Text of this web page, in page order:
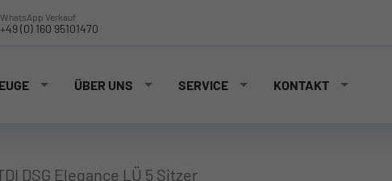
WhatsApp Verkauf
+49 (0) 160 95101470
ÜBER UNS SERVICE KONTAKT
DSG Elegance LÜ 5 Sitzer